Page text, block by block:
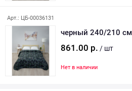
Арт.: ЦБ-00036131
черный 240/210 см
861.00 р. / шт
Нет в наличии